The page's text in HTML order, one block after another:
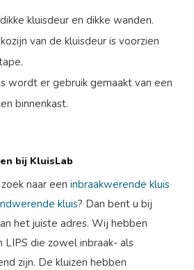
kluisdeur en dikke wanden.
van de kluisdeur is voorzien
wordt er gebruik gemaakt van een
binnenkast.
bij KluisLab
naar eeninbraakwerende kluis
kluis? Dan bent u bij
het juiste adres. Wij hebben
LIPS die zowel inbraak- als
zijn. De kluizen hebben